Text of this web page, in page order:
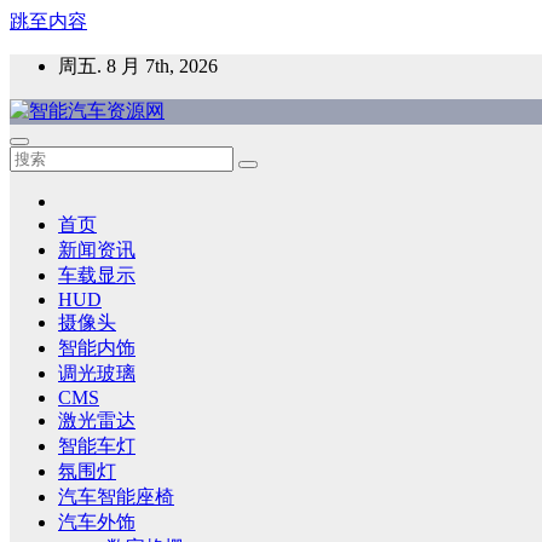
跳至内容
周五. 8 月 7th, 2026
智能汽车资源网
智能表面，智能内饰，新能源汽车，HMI，人车交互，智能车
首页
新闻资讯
车载显示
HUD
摄像头
智能内饰
调光玻璃
CMS
激光雷达
智能车灯
氛围灯
汽车智能座椅
汽车外饰